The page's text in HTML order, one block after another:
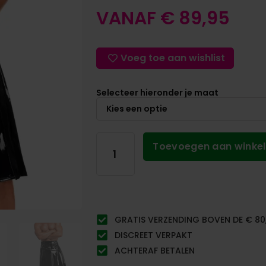
VANAF € 89,95
Voeg toe aan wishlist
Selecteer hieronder je maat
Toevoegen aan
GRATIS VERZENDING BOVEN DE €
DISCREET VERPAKT
ACHTERAF BETALEN